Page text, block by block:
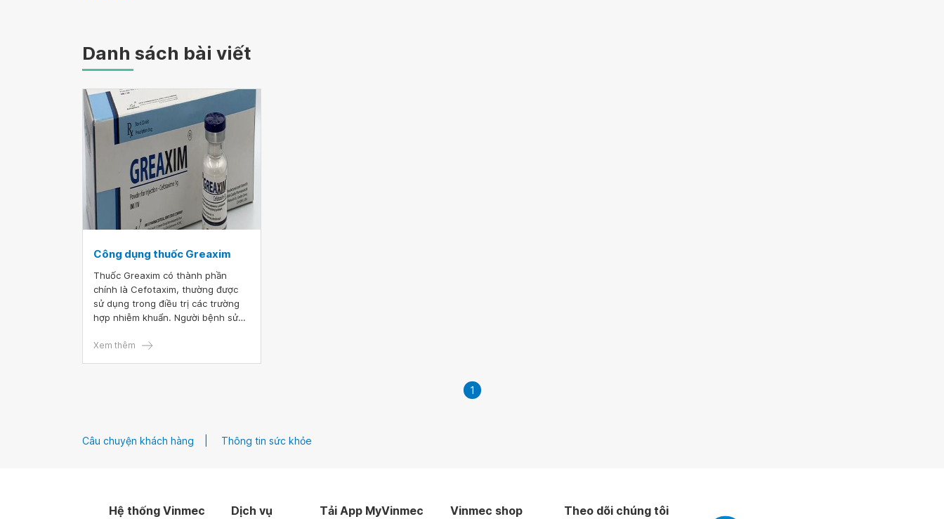
Danh sách bài viết
Công dụng thuốc Greaxim
Thuốc Greaxim có thành phần
chính là Cefotaxim, thường được
sử dụng trong điều trị các trường
hợp nhiễm khuẩn. Người bệnh sử
phải một số tác dụng không mong
Xem thêm
1
Câu chuyện khách hàng Thông tin sức khỏe
Hệ thống Vinmec Dịch vụ Tải App MyVinmec Vinmec shop Theo dõi chúng tôi